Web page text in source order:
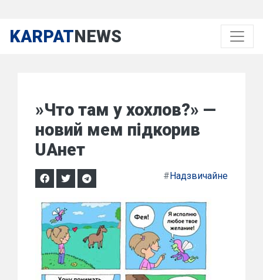
KARPATNEWS
»Что там у хохлов?» —
новий мем підкорив
UAнет
#Надзвичайне